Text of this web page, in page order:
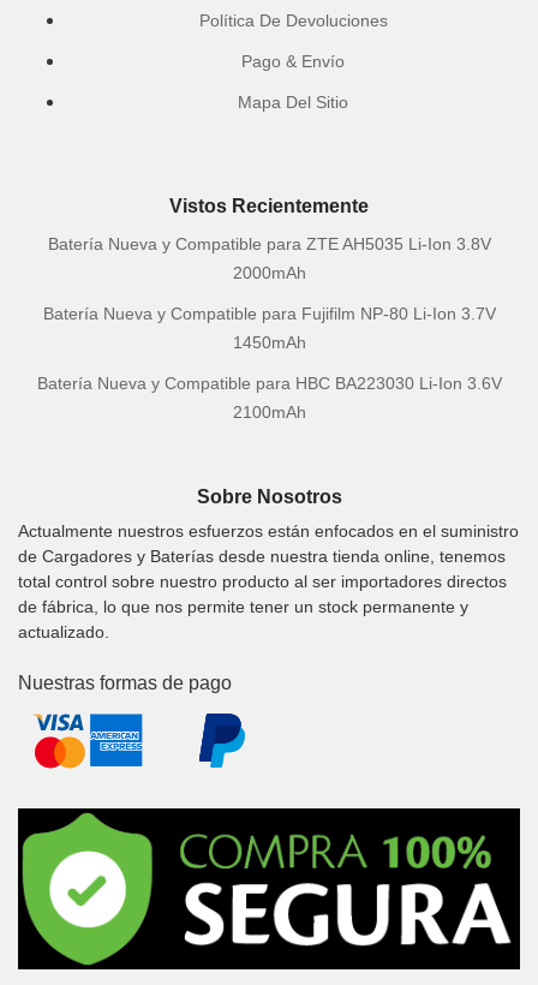
Política De Devoluciones
Pago & Envío
Mapa Del Sitio
Vistos Recientemente
Batería Nueva y Compatible para ZTE AH5035 Li-Ion 3.8V
2000mAh
Batería Nueva y Compatible para Fujifilm NP-80 Li-Ion 3.7V
1450mAh
Batería Nueva y Compatible para HBC BA223030 Li-Ion 3.6V
2100mAh
Sobre Nosotros
Actualmente nuestros esfuerzos están enfocados en el suministro
de Cargadores y Baterías desde nuestra tienda online, tenemos
total control sobre nuestro producto al ser importadores directos
de fábrica, lo que nos permite tener un stock permanente y
actualizado.
Nuestras formas de pago